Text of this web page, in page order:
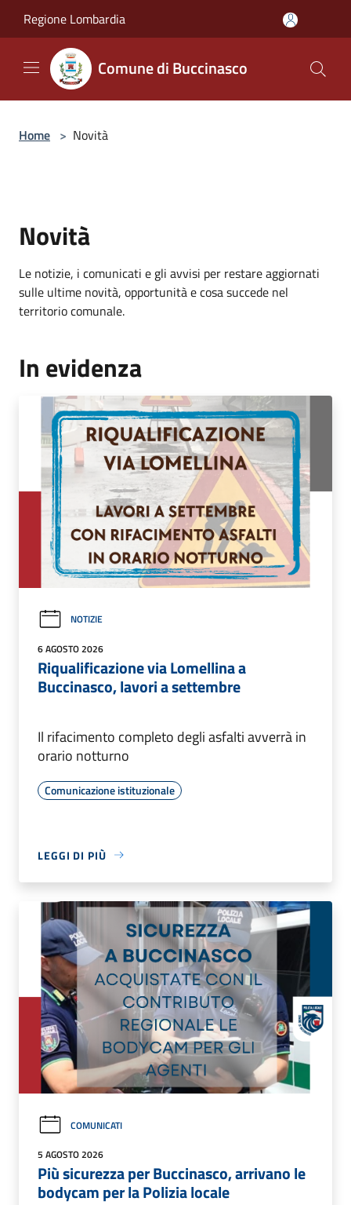
Regione Lombardia
Comune di Buccinasco
Home > Novità
Novità
Le notizie, i comunicati e gli avvisi per restare aggiornati
sulle ultime novità, opportunità e cosa succede nel
territorio comunale.
In evidenza
NOTIZIE
6 AGOSTO 2026
Riqualificazione via Lomellina a
Buccinasco, lavori a settembre
Il rifacimento completo degli asfalti avverrà in
orario notturno
Comunicazione istituzionale
LEGGI DI PIÙ
COMUNICATI
5 AGOSTO 2026
Più sicurezza per Buccinasco, arrivano le
bodycam per la Polizia locale